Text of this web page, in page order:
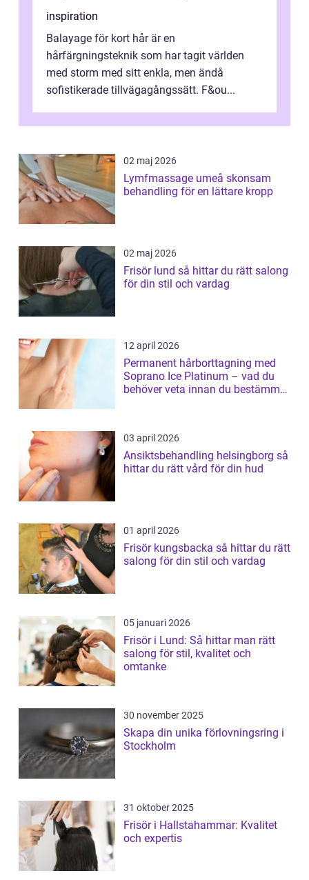
inspiration
Balayage för kort hår är en
hårfärgningsteknik som har tagit världen
med storm med sitt enkla, men ändå
sofistikerade tillvägagångssätt. F&ou...
02 maj 2026
Lymfmassage umeå skonsam
behandling för en lättare kropp
02 maj 2026
Frisör lund så hittar du rätt salong
för din stil och vardag
12 april 2026
Permanent hårborttagning med
Soprano Ice Platinum – vad du
behöver veta innan du bestämmer
03 april 2026
Ansiktsbehandling helsingborg så
hittar du rätt vård för din hud
01 april 2026
Frisör kungsbacka så hittar du rätt
salong för din stil och vardag
05 januari 2026
Frisör i Lund: Så hittar man rätt
salong för stil, kvalitet och
omtanke
30 november 2025
Skapa din unika förlovningsring i
Stockholm
31 oktober 2025
Frisör i Hallstahammar: Kvalitet
och expertis